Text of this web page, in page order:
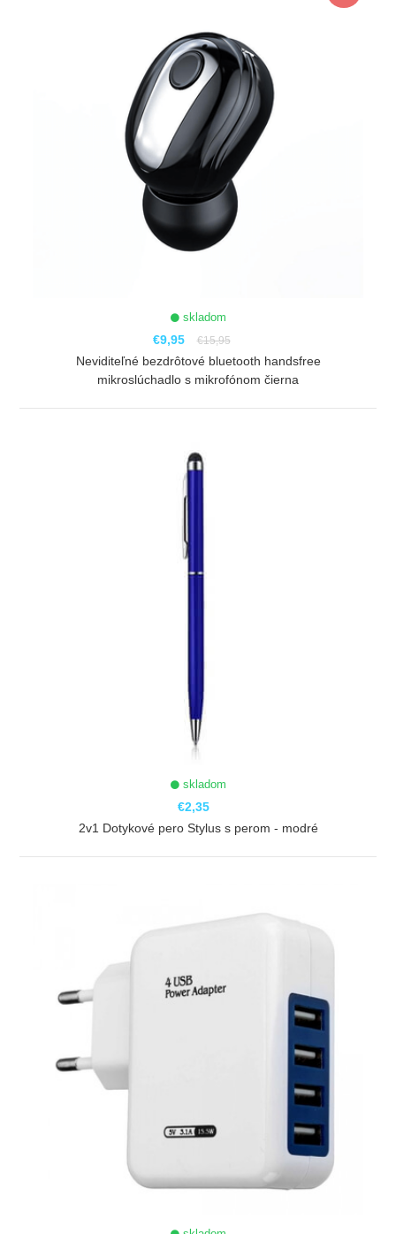
skladom
€9,95 €15,95
Neviditeľné bezdrôtové bluetooth handsfree
mikroslúchadlo s mikrofónom čierna
skladom
€2,35
2v1 Dotykové pero Stylus s perom - modré